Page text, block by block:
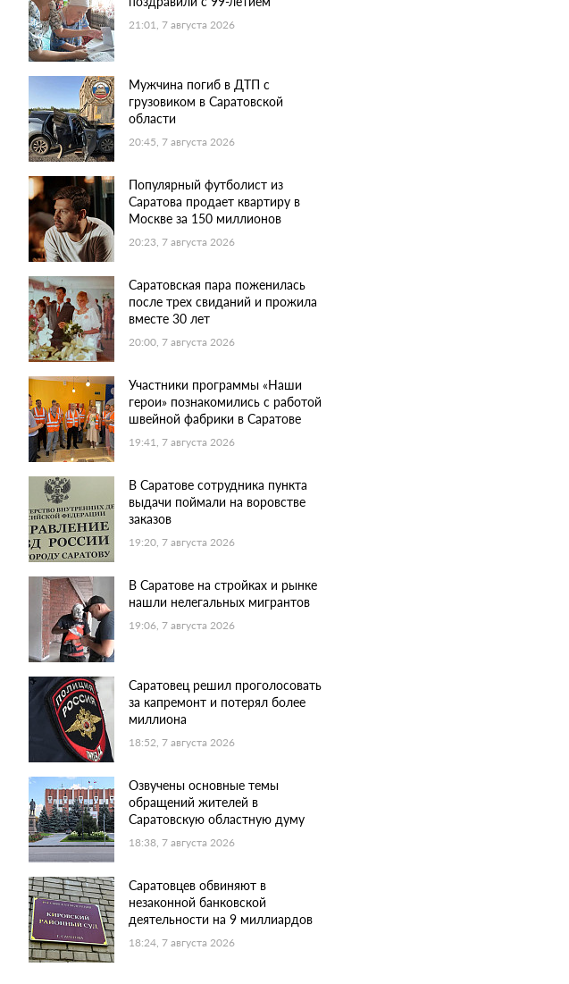
21:01, 7 августа 2026
Мужчина погиб в ДТП с
грузовиком в Саратовской
области
20:45, 7 августа 2026
Популярный футболист из
Саратова продает квартиру в
Москве за 150 миллионов
20:23, 7 августа 2026
Саратовская пара поженилась
после трех свиданий и прожила
вместе 30 лет
20:00, 7 августа 2026
Участники программы «Наши
герои» познакомились с работой
швейной фабрики в Саратове
19:41, 7 августа 2026
В Саратове сотрудника пункта
выдачи поймали на воровстве
заказов
19:20, 7 августа 2026
В Саратове на стройках и рынке
нашли нелегальных мигрантов
19:06, 7 августа 2026
Саратовец решил проголосовать
за капремонт и потерял более
миллиона
18:52, 7 августа 2026
Озвучены основные темы
обращений жителей в
Саратовскую областную думу
18:38, 7 августа 2026
Саратовцев обвиняют в
незаконной банковской
деятельности на 9 миллиардов
18:24, 7 августа 2026